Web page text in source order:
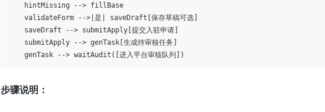
    hintMissing --> fillBase
    validateForm -->|是| saveDraft[保存草稿可选]
    saveDraft --> submitApply[提交入驻申请]
    submitApply --> genTask[生成待审核任务]
步骤说明：